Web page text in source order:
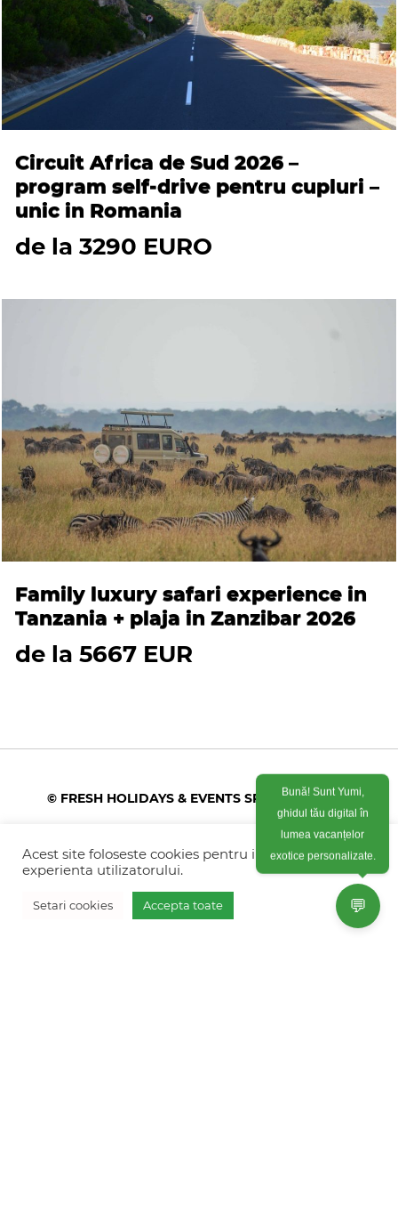
Circuit Africa de Sud 2026 –
program self-drive pentru cupluri –
unic in Romania
de la 3290 EURO
Family luxury safari experience in
Tanzania + plaja in Zanzibar 2026
de la 5667 EUR
Vreau oferta personalizata
© FRESH HOLIDAYS & EVENTS SRL 2026
Colonel Corneliu Popeia 43, Sector 5, Bucuresti
(vis-a-vis de Greengate)
+40770 574 088
Acest site foloseste cookies pentru imbunatati
experienta utilizatorului.
Setari cookies Accepta toate 💬
Bună! Sunt Yumi,
ghidul tău digital în
lumea vacanțelor
exotice personalizate.